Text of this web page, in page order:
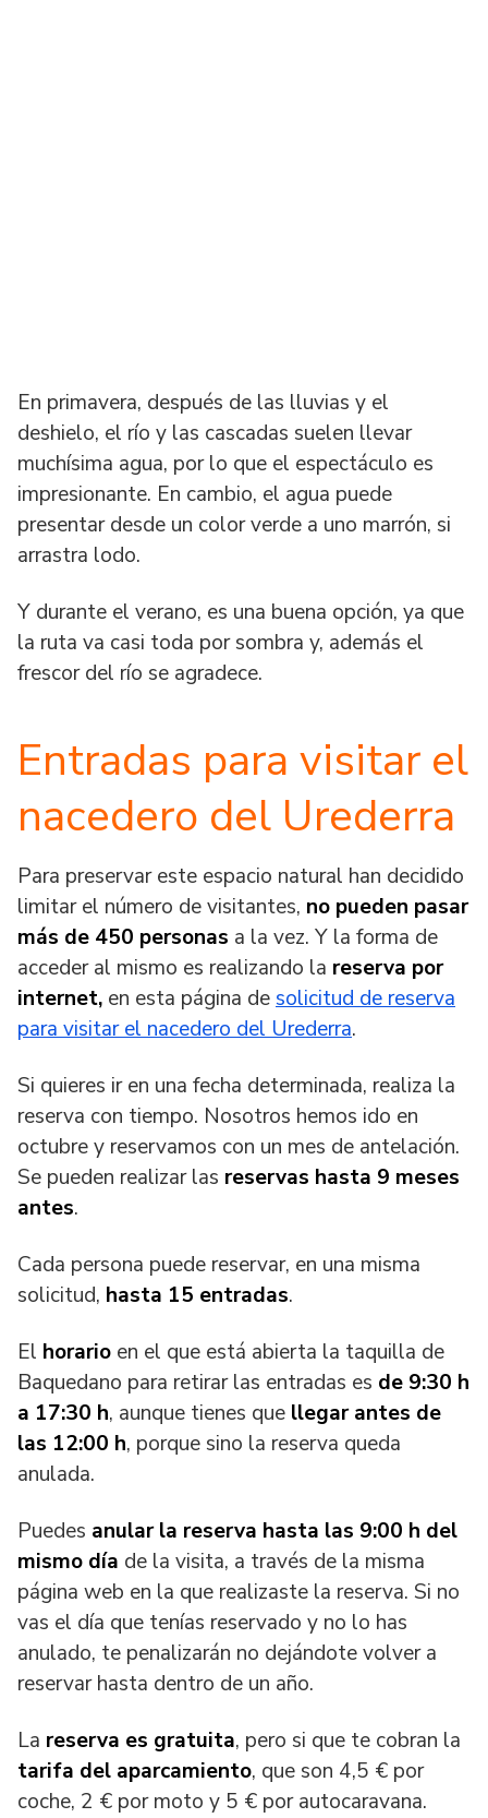
En primavera, después de las lluvias y el
deshielo, el río y las cascadas suelen llevar
muchísima agua, por lo que el espectáculo es
impresionante. En cambio, el agua puede
presentar desde un color verde a uno marrón, si
arrastra lodo.
Y durante el verano, es una buena opción, ya que
la ruta va casi toda por sombra y, además el
frescor del río se agradece.
Entradas para visitar el
nacedero del Urederra
Para preservar este espacio natural han decidido
limitar el número de visitantes, no pueden pasar
más de 450 personas a la vez. Y la forma de
acceder al mismo es realizando la reserva por
internet, en esta página desolicitud de reserva
para visitar el nacedero del Urederra.
Si quieres ir en una fecha determinada, realiza la
reserva con tiempo. Nosotros hemos ido en
octubre y reservamos con un mes de antelación.
Se pueden realizar las reservas hasta 9 meses
antes.
Cada persona puede reservar, en una misma
solicitud, hasta 15 entradas.
El horario en el que está abierta la taquilla de
Baquedano para retirar las entradas es de 9:30 h
a 17:30 h, aunque tienes que llegar antes de
las 12:00 h, porque sino la reserva queda
anulada.
Puedes anular la reserva hasta las 9:00 h del
mismo día de la visita, a través de la misma
página web en la que realizaste la reserva. Si no
vas el día que tenías reservado y no lo has
anulado, te penalizarán no dejándote volver a
reservar hasta dentro de un año.
La reserva es gratuita, pero si que te cobran la
tarifa del aparcamiento, que son 4,5 € por
coche, 2 € por moto y 5 € por autocaravana.